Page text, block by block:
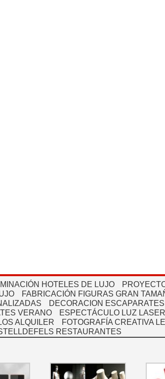
HOTELES DE LUJO
FABRICACIÓN FIGURAS GRAN
DECORACION ESCAPARATES
VERANO ESPECTÁCULO LUZ
ALQUILER
FOTOGRAFÍA CREATIVA
RESTAURANTES